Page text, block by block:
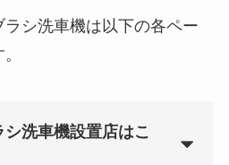
シ洗車機は以下の各ペー
洗車機設置店はこ